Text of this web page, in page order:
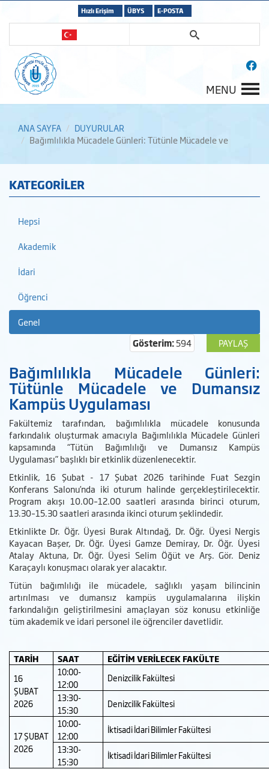
Hızlı Erişim ÜBYS E-POSTA
MENU
ANA SAYFA
DUYURULAR
Bağımlılıkla Mücadele Günleri: Tütünle Mücadele ve
KATEGORİLER
Hepsi
Akademik
İdari
Öğrenci
Genel
PAYLAŞ
Gösterim:594
Bağımlılıkla Mücadele Günleri:
Tütünle Mücadele ve Dumansız
Kampüs Uygulaması
Fakültemiz tarafından, bağımlılıkla mücadele konusunda
farkındalık oluşturmak amacıyla Bağımlılıkla Mücadele Günleri
kapsamında “Tütün Bağımlılığı ve Dumansız Kampüs
Uygulaması” başlıklı bir etkinlik düzenlenecektir.
Etkinlik, 16 Şubat - 17 Şubat 2026 tarihinde Fuat Sezgin
Konferans Salonu’nda iki oturum halinde gerçekleştirilecektir.
Program akışı 10.00–12.00 saatleri arasında birinci oturum,
13.30–15.30 saatleri arasında ikinci oturum şeklindedir.
Etkinlikte Dr. Öğr. Üyesi Burak Altındağ, Dr. Öğr. Üyesi Nergis
Kayacan Başer, Dr. Öğr. Üyesi Gamze Demiray, Dr. Öğr. Üyesi
Atalay Aktuna, Dr. Öğr. Üyesi Selim Öğüt ve Arş. Gör. Deniz
Karaçaylı konuşmacı olarak yer alacaktır.
Tütün bağımlılığı ile mücadele, sağlıklı yaşam bilincinin
artırılması ve dumansız kampüs uygulamalarına ilişkin
farkındalığın geliştirilmesini amaçlayan söz konusu etkinliğe
tüm akademik ve idari personel ile öğrenciler davetlidir.
TARİH SAAT
EĞİTİM VERİLECEK FAKÜLTE
16
ŞUBAT
2026
10:00-
12:00
Denizcilik Fakültesi
13:30-
15:30
Denizcilik Fakültesi
17 ŞUBAT
2026
10:00-
12:00
İktisadi İdari Bilimler Fakültesi
13:30-
15:30
İktisadi İdari Bilimler Fakültesi